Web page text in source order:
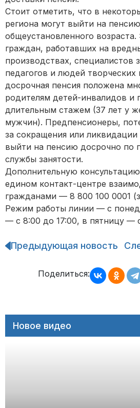
Стоит отметить, что в
региона могут выйти на
общеустановленного
граждан, работавших на
производствах, специалистов
педагогов и людей
досрочная пенсия положена
родителям детей-инвалидов и
длительным стажем (37 лет у
мужчин). Предпенсионеры,
за сокращения или ликвидации
выйти на пенсию досрочно по
службы занятости.
Дополнительную
едином контакт-центре
гражданами — 8 800 100 0001
Режим работы линии — с
— с 8:00 до 17:00, в пятницу —
Навигация
записям
Предыдующая новость
Поделиться:
Новое видео